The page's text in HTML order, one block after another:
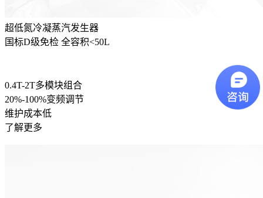
超低氮冷凝蒸汽发生器
国标D级免检 全容积<50L
0.4T-2T多模块组合
20%-100%变频调节
维护成本低
了解更多